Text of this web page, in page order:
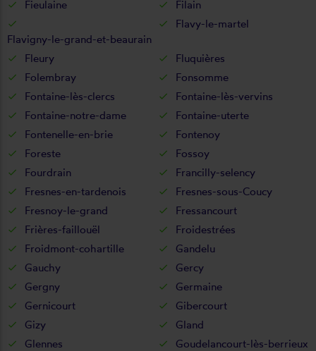
Fieulaine
Filain
Flavigny-le-grand-et-beaurain
Flavy-le-martel
Fleury
Fluquières
Folembray
Fonsomme
Fontaine-lès-clercs
Fontaine-lès-vervins
Fontaine-notre-dame
Fontaine-uterte
Fontenelle-en-brie
Fontenoy
Foreste
Fossoy
Fourdrain
Francilly-selency
Fresnes-en-tardenois
Fresnes-sous-Coucy
Fresnoy-le-grand
Fressancourt
Frières-faillouël
Froidestrées
Froidmont-cohartille
Gandelu
Gauchy
Gercy
Gergny
Germaine
Gernicourt
Gibercourt
Gizy
Gland
Glennes
Goudelancourt-lès-berrieux